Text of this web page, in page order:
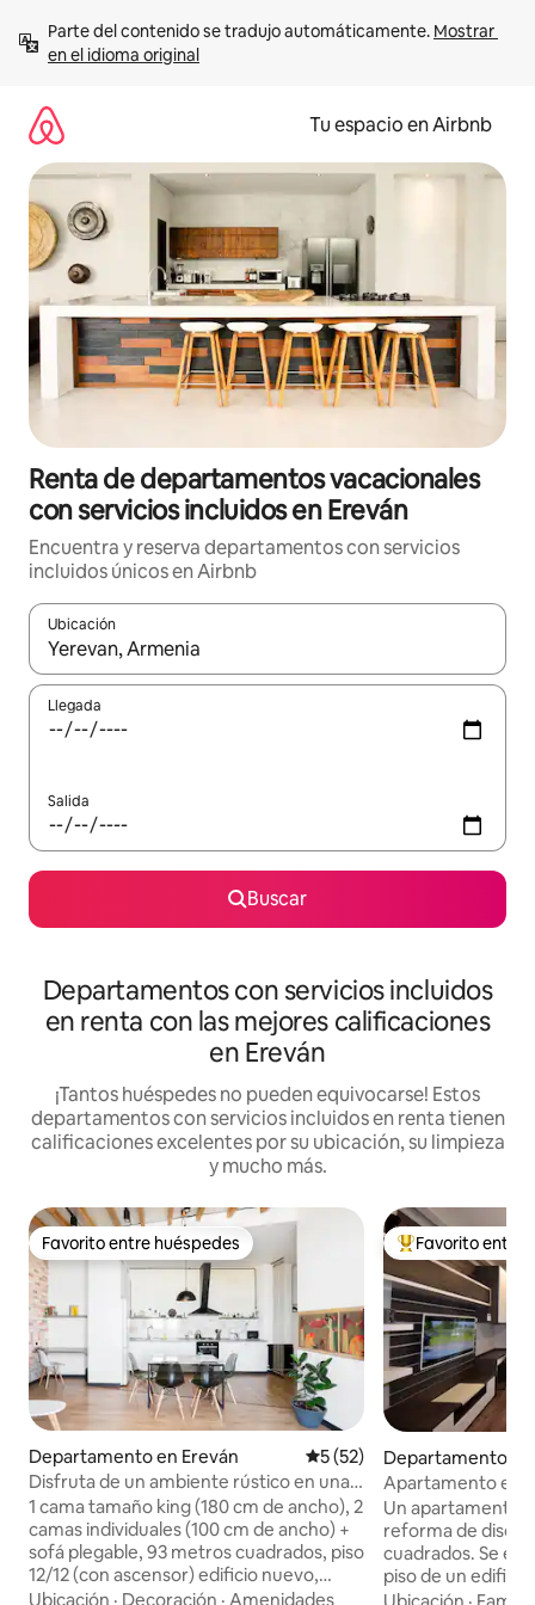
contenido
Parte del contenido se tradujo automáticamente. Mostrar
en el idioma original
Tu espacio en Airbnb
Renta de departamentos vacacionales
con servicios incluidos en Ereván
Encuentra y reserva departamentos con servicios
incluidos únicos en Airbnb
Ubicación
Cuando los resultados estén disponibles, podrás navegar
Llegada
Salida
Buscar
Departamentos con servicios incluidos
en renta con las mejores calificaciones
en Ereván
¡Tantos huéspedes no pueden equivocarse! Estos
departamentos con servicios incluidos en renta tienen
calificaciones excelentes por su ubicación, su limpieza
y mucho más.
Favorito entre huéspedes
Favorito entre huéspedes
Departamento en Ereván Calificación promedio: 5 de
5 (52)
Disfruta de un ambiente rústico en una
espaciosa morada con balcón
1 cama tamaño king (180 cm de ancho), 2
camas individuales (100 cm de ancho) +
sofá plegable, 93 metros cuadrados, piso
12/12 (con ascensor) edificio nuevo,
balcón abierto, mesa de centro, mesa de
Ubicación · Decoración · Amenidades
De los mejores
Favorito entre
Departamento en
Apartamento
centro de Ereván.
Un apartamento
reforma de
cuadrados. Se
piso de un
en el centro de la